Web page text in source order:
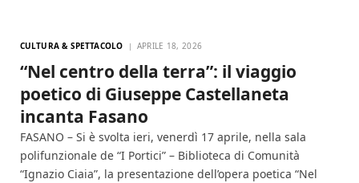
CULTURA & SPETTACOLO APRILE 18, 2026
“Nel centro della terra”: il viaggio
poetico di Giuseppe Castellaneta
incanta Fasano
FASANO – Si è svolta ieri, venerdì 17 aprile, nella sala
polifunzionale de “I Portici” – Biblioteca di Comunità
“Ignazio Ciaia”, la presentazione dell’opera poetica “Nel